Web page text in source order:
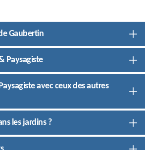
Gaubertin
Paysagiste
avec ceux des autres
les jardins ?